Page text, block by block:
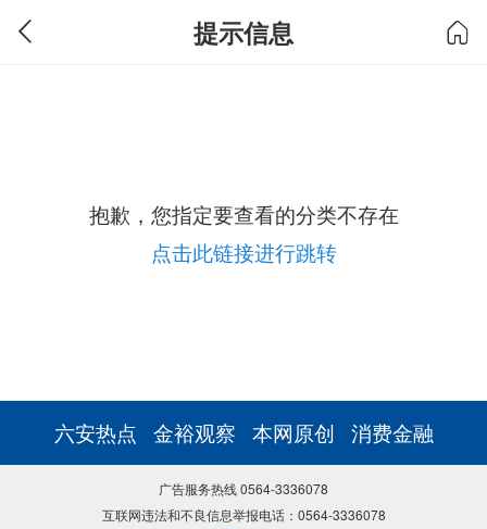
提示信息
抱歉，您指定要查看的分类不存在
点击此链接进行跳转
六安热点 金裕观察 本网原创 消费金融
广告服务热线 0564-3336078
互联网违法和不良信息举报电话：0564-3336078